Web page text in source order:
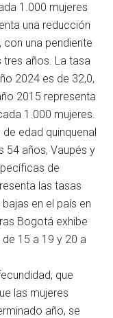
1.000 mujeres
una reducción
una pendiente
tres años. La tasa
2024 es de 32,0,
2015 representa
1.000 mujeres.
edad quinquenal
54 años, Vaupés y
de
las tasas
en el país en
Bogotá exhibe
15 a 19 y 20 a
que
las mujeres
año, se